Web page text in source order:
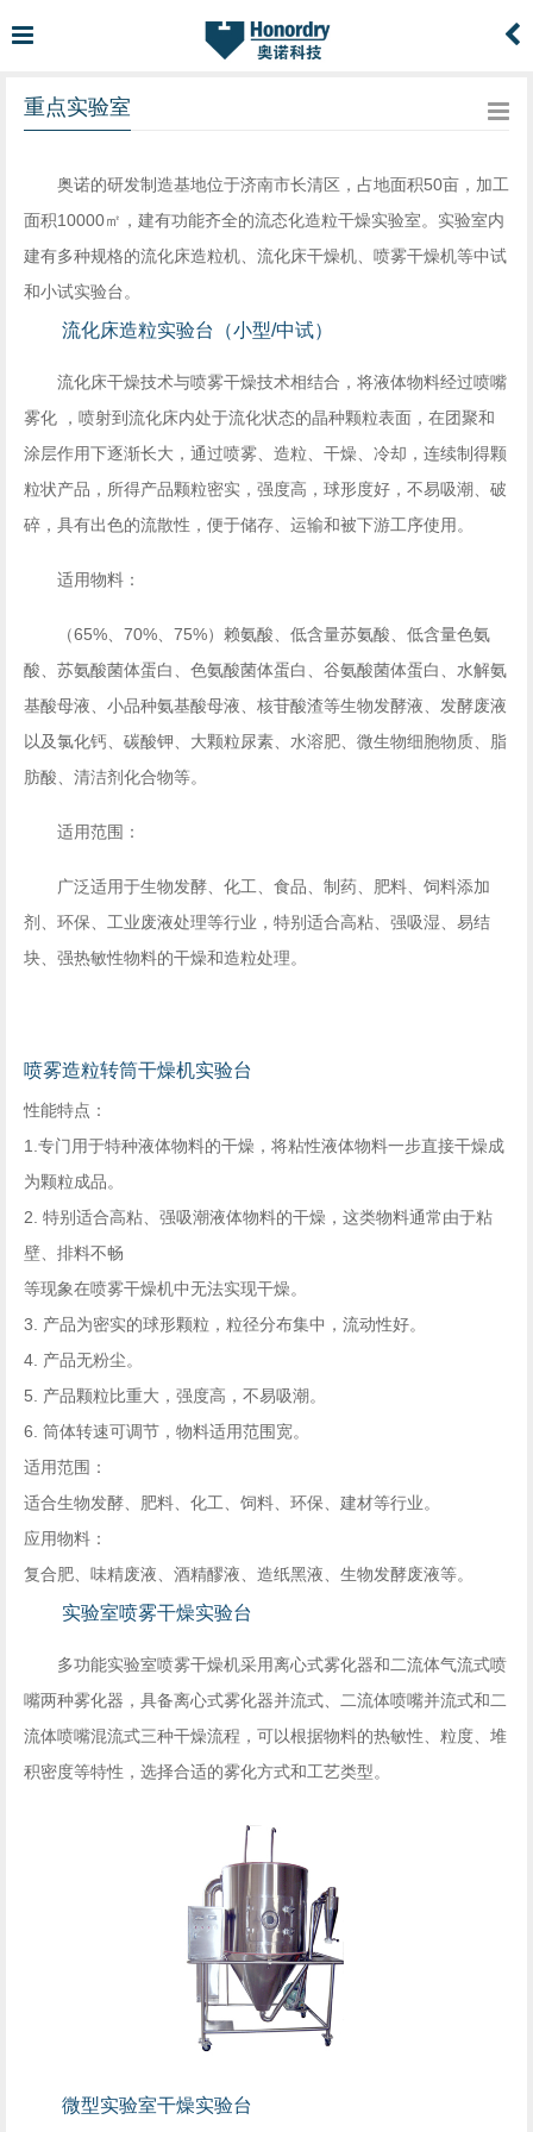
重点实验室
奥诺的研发制造基地位于济南市长清区，占地面积50亩，加工
面积10000㎡，建有功能齐全的流态化造粒干燥实验室。实验室内
建有多种规格的流化床造粒机、流化床干燥机、喷雾干燥机等中试
和小试实验台。
流化床造粒实验台（小型/中试）
流化床干燥技术与喷雾干燥技术相结合，将液体物料经过喷嘴
雾化 ，喷射到流化床内处于流化状态的晶种颗粒表面，在团聚和
涂层作用下逐渐长大，通过喷雾、造粒、干燥、冷却，连续制得颗
粒状产品，所得产品颗粒密实，强度高，球形度好，不易吸潮、破
碎，具有出色的流散性，便于储存、运输和被下游工序使用。
适用物料：
（65%、70%、75%）赖氨酸、低含量苏氨酸、低含量色氨
酸、苏氨酸菌体蛋白、色氨酸菌体蛋白、谷氨酸菌体蛋白、水解氨
基酸母液、小品种氨基酸母液、核苷酸渣等生物发酵液、发酵废液
以及氯化钙、碳酸钾、大颗粒尿素、水溶肥、微生物细胞物质、脂
肪酸、清洁剂化合物等。
适用范围：
广泛适用于生物发酵、化工、食品、制药、肥料、饲料添加
剂、环保、工业废液处理等行业，特别适合高粘、强吸湿、易结
块、强热敏性物料的干燥和造粒处理。
喷雾造粒转筒干燥机实验台
性能特点：
1.专门用于特种液体物料的干燥，将粘性液体物料一步直接干燥成
为颗粒成品。
2. 特别适合高粘、强吸潮液体物料的干燥，这类物料通常由于粘
壁、排料不畅
等现象在喷雾干燥机中无法实现干燥。
3. 产品为密实的球形颗粒，粒径分布集中，流动性好。
4. 产品无粉尘。
5. 产品颗粒比重大，强度高，不易吸潮。
6. 筒体转速可调节，物料适用范围宽。
适用范围：
适合生物发酵、肥料、化工、饲料、环保、建材等行业。
应用物料：
复合肥、味精废液、酒精醪液、造纸黑液、生物发酵废液等。
实验室喷雾干燥实验台
多功能实验室喷雾干燥机采用离心式雾化器和二流体气流式喷
嘴两种雾化器，具备离心式雾化器并流式、二流体喷嘴并流式和二
流体喷嘴混流式三种干燥流程，可以根据物料的热敏性、粒度、堆
积密度等特性，选择合适的雾化方式和工艺类型。
微型实验室干燥实验台